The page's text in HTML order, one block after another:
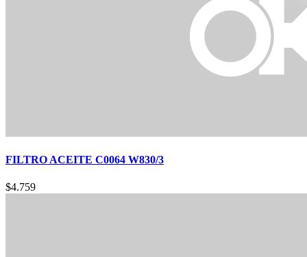
FILTRO ACEITE C0064 W830/3
$4.759